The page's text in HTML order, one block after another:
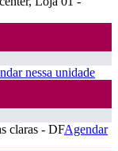
nessa unidade
claras - DFAgendar